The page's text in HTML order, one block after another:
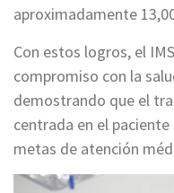
aproximadamente
Con estos logros, el
compromiso con la
demostrando que el
centrada en el paciente
metas de atención